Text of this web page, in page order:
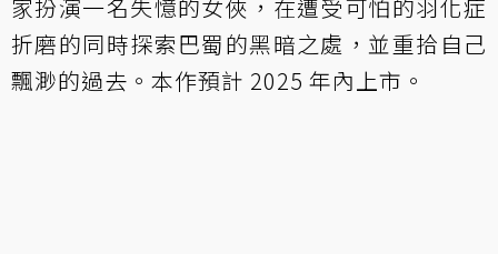
家扮演一名失憶的女俠，在遭受可怕的羽化症
折磨的同時探索巴蜀的黑暗之處，並重拾自己
飄渺的過去。本作預計 2025 年內上市。